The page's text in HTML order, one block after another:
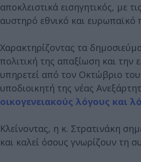
αποκλειστικά εισηγητικός, με
αυστηρό εθνικό και
Χαρακτηρίζοντας τα
πολιτική της απαξίωση και
υπηρετεί από τον Οκτώβριο
υποδιοικητή της νέας
οικογενειακούς λόγους και
Κλείνοντας, η κ. Στρατινάκη
και καλεί όσους γνωρίζουν τη